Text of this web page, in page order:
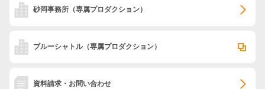
砂岡事務所 （専属プロダクション）
ブルーシャトル（専属プロダクション）
資料請求・お問い合わせ